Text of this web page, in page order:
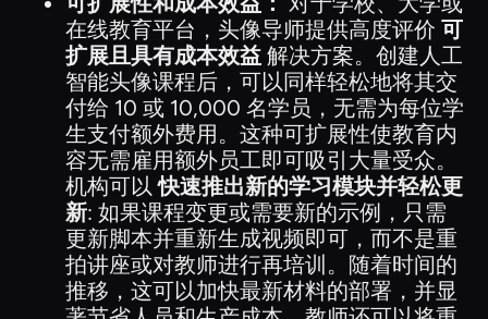
在线教育平台，头像导师提供高度评价 可
扩展且具有成本效益 解决方案。创建人工
智能头像课程后，可以同样轻松地将其交
付给 10 或 10,000 名学员，无需为每位学
生支付额外费用。这种可扩展性使教育内
容无需雇用额外员工即可吸引大量受众。
机构可以快速推出新的学习模块并轻松更
新: 如果课程变更或需要新的示例，只需
更新脚本并重新生成视频即可，而不是重
拍讲座或对教师进行再培训。随着时间的
推移，这可以加快最新材料的部署，并显